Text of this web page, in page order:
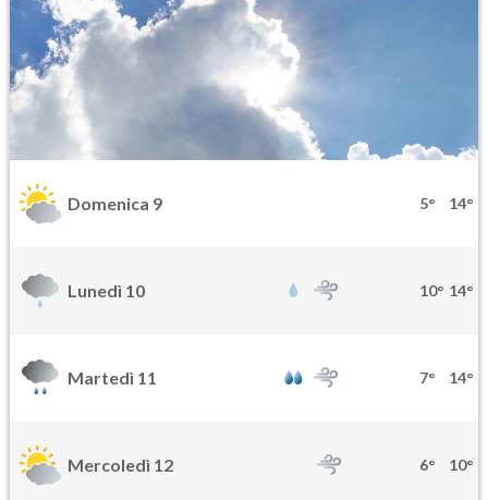
Domenica 9 5° 14°
Lunedì 10 10° 14°
Martedì 11 7° 14°
Mercoledì 12 6° 10°